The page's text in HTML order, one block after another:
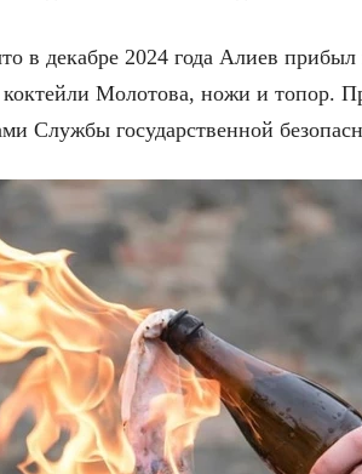
в декабре 2024 года Алиев
Молотова, ножи и топор.
Службы государственной